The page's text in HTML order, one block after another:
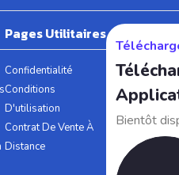
Pages Utilitaires
Confidentialité
Conditions
D'utilisation
Contrat De Vente À
Distance
Bientôt